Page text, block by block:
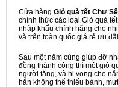
Cửa hàng Giỏ quà tết Chư
chính thức các loại Giỏ quà
nhập khẩu chính hãng cho
và trên toàn quốc giá rẻ ưu
Sau một năm cùng giúp đỡ
đồng thành công thì một giỏ
người tặng, và hi vọng cho
hẳn không thể thiếu bánh,